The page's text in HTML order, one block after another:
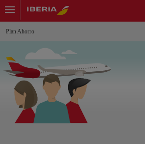
Plan Ahorro